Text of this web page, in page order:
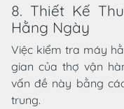
8. Thiết Kế
Hằng Ngày
Việc kiểm tra máy
gian của thợ vận
vấn đề này bằng
trung.